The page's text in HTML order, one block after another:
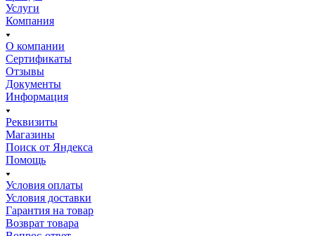
Услуги
Компания
О компании
Сертификаты
Отзывы
Документы
Информация
Реквизиты
Магазины
Поиск от Яндекса
Помощь
Условия оплаты
Условия доставки
Гарантия на товар
Возврат товара